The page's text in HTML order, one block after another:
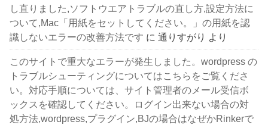
し直りました,ソフトウエアトラブルの直し方,設定方法に
ついて,Mac「用紙をセットしてください。」の用紙を認
識しないエラーの改善方法です に通りすがり より
このサイトで重大なエラーが発生しました。wordpress の
トラブルシューティングについてはこちらをご覧くださ
い。対応手順については、サイト管理者のメール受信ボ
ックスを確認してください。ログイン出来ない場合の対
処方法,wordpress,プラグイン,BJの場合はなぜかRinkerで